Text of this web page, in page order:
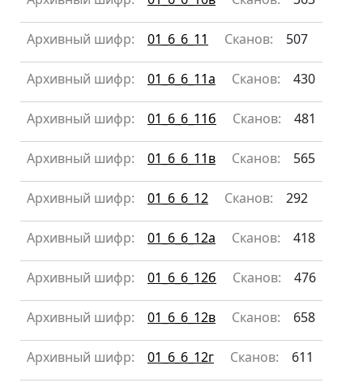
Архивный шифр: 01_6_6_11 Сканов: 507
Архивный шифр: 01_6_6_11а Сканов: 430
Архивный шифр: 01_6_6_11б Сканов: 481
Архивный шифр: 01_6_6_11в Сканов: 565
Архивный шифр: 01_6_6_12 Сканов: 292
Архивный шифр: 01_6_6_12а Сканов: 418
Архивный шифр: 01_6_6_12б Сканов: 476
Архивный шифр: 01_6_6_12в Сканов: 658
Архивный шифр: 01_6_6_12г Сканов: 611